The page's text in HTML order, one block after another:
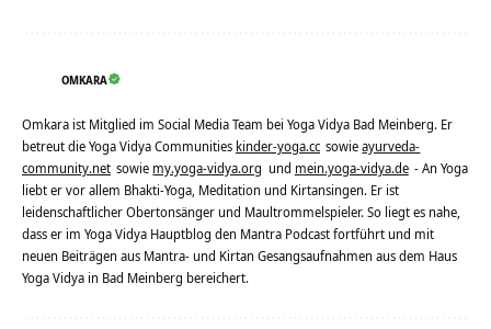
OMKARA
Omkara ist Mitglied im Social Media Team bei Yoga Vidya Bad Meinberg. Er
betreut die Yoga Vidya Communities kinder-yoga.cc sowieayurveda-
community.net sowie my.yoga-vidya.org und mein.yoga-vidya.de - An Yoga
liebt er vor allem Bhakti-Yoga, Meditation und Kirtansingen. Er ist
leidenschaftlicher Obertonsänger und Maultrommelspieler. So liegt es nahe,
dass er im Yoga Vidya Hauptblog den Mantra Podcast fortführt und mit
neuen Beiträgen aus Mantra- und Kirtan Gesangsaufnahmen aus dem Haus
Yoga Vidya in Bad Meinberg bereichert.